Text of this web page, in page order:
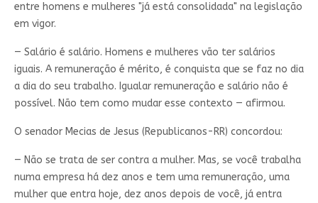
entre homens e mulheres "já está consolidada" na legislação
em vigor.
— Salário é salário. Homens e mulheres vão ter salários
iguais. A remuneração é mérito, é conquista que se faz no dia
a dia do seu trabalho. Igualar remuneração e salário não é
possível. Não tem como mudar esse contexto — afirmou.
O senador Mecias de Jesus (Republicanos-RR) concordou:
— Não se trata de ser contra a mulher. Mas, se você trabalha
numa empresa há dez anos e tem uma remuneração, uma
mulher que entra hoje, dez anos depois de você, já entra